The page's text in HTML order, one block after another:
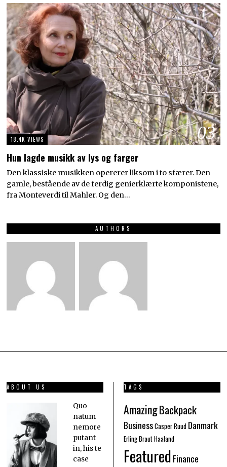
03
18.4K VIEWS
Hun lagde musikk av lys og farger
Den klassiske musikken opererer liksom i to sfærer. Den
gamle, bestående av de ferdig genierklærte komponistene,
fra Monteverdi til Mahler. Og den…
AUTHORS
ABOUT US
Quo
natum
nemore
putant
in, his te
case
TAGS
AmazingBackpack
BusinessCasper Ruud Danmark
Erling Braut Haaland
FeaturedFinance